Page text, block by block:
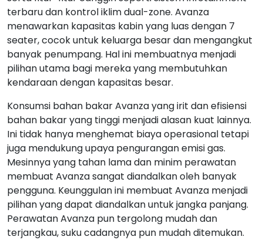
terbaru dan kontrol iklim dual-zone. Avanza
menawarkan kapasitas kabin yang luas dengan 7
seater, cocok untuk keluarga besar dan mengangkut
banyak penumpang. Hal ini membuatnya menjadi
pilihan utama bagi mereka yang membutuhkan
kendaraan dengan kapasitas besar.
Konsumsi bahan bakar Avanza yang irit dan efisiensi
bahan bakar yang tinggi menjadi alasan kuat lainnya.
Ini tidak hanya menghemat biaya operasional tetapi
juga mendukung upaya pengurangan emisi gas.
Mesinnya yang tahan lama dan minim perawatan
membuat Avanza sangat diandalkan oleh banyak
pengguna. Keunggulan ini membuat Avanza menjadi
pilihan yang dapat diandalkan untuk jangka panjang.
Perawatan Avanza pun tergolong mudah dan
terjangkau, suku cadangnya pun mudah ditemukan.